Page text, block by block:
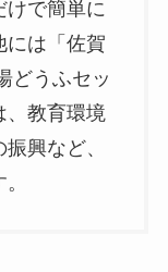
けで簡単に
には「佐賀
どうふセッ
、教育環境
興など、